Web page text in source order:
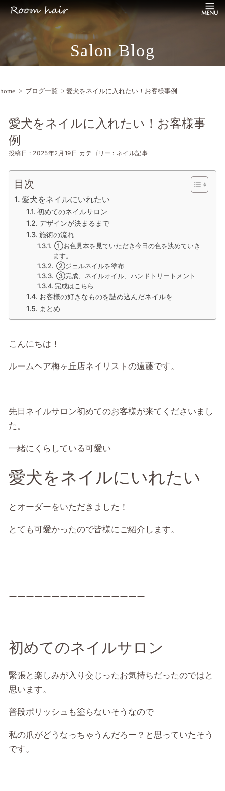
Salon Blog
home > ブログ一覧 > 愛犬をネイルに入れたい！お客様事例
愛犬をネイルに入れたい！お客様事
例
投稿日 : 2025年2月19日 カテゴリー : ネイル記事
目次
愛犬をネイルにいれたい
初めてのネイルサロン
デザインが決まるまで
施術の流れ
①お色見本を見ていただき今日の色を決めていき
ます。
②ジェルネイルを塗布
③完成、ネイルオイル、ハンドトリートメント
完成はこちら
お客様の好きなものを詰め込んだネイルを
まとめ
こんにちは！
ルームヘア梅ヶ丘店ネイリストの遠藤です。
先日ネイルサロン初めてのお客様が来てくださいまし
た。
一緒にくらしている可愛い
愛犬をネイルにいれたい
とオーダーをいただきました！
とても可愛かったので皆様にご紹介します。
ーーーーーーーーーーーーーーーー
初めてのネイルサロン
緊張と楽しみが入り交じったお気持ちだったのではと
思います。
普段ポリッシュも塗らないそうなので
私の爪がどうなっちゃうんだろー？と思っていたそう
です。